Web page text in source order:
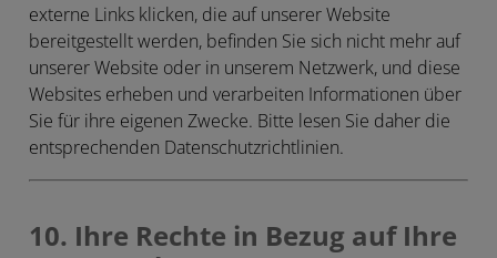
externe Links klicken, die auf unserer Website
bereitgestellt werden, befinden Sie sich nicht mehr auf
unserer Website oder in unserem Netzwerk, und diese
Websites erheben und verarbeiten Informationen über
Sie für ihre eigenen Zwecke. Bitte lesen Sie daher die
entsprechenden Datenschutzrichtlinien.
10. Ihre Rechte in Bezug auf Ihre